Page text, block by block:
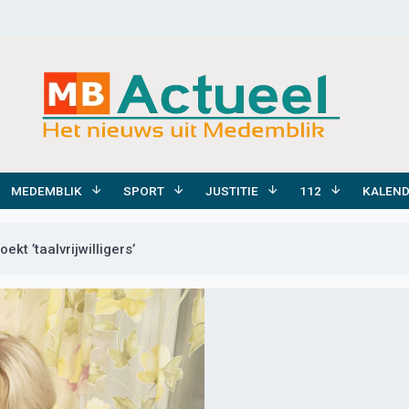
MEDEMBLIK SPORT JUSTITIE 112
’taalvrijwilligers’